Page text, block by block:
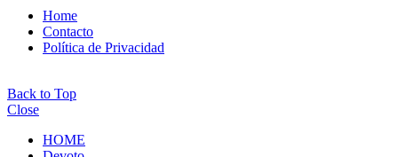
Home
Contacto
Política de Privacidad
Back to Top
Close
HOME